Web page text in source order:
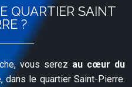
QUARTIER SAINT
?
vous serez au cœur du
, dans le quartier Saint-Pierre.